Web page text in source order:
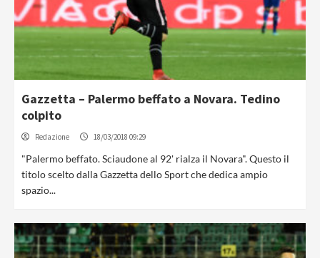
Gazzetta – Palermo beffato a Novara. Tedino
colpito
Redazione 18/03/2018 09:29
"Palermo beffato. Sciaudone al 92' rialza il Novara". Questo il
titolo scelto dalla Gazzetta dello Sport che dedica ampio
spazio...